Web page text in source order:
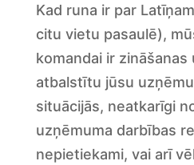
Kad runa ir par
citu vietu pasaulē),
komandai ir zināšanas
atbalstītu jūsu
situācijās, neatkarīgi
uzņēmuma darbības
nepietiekami, vai arī